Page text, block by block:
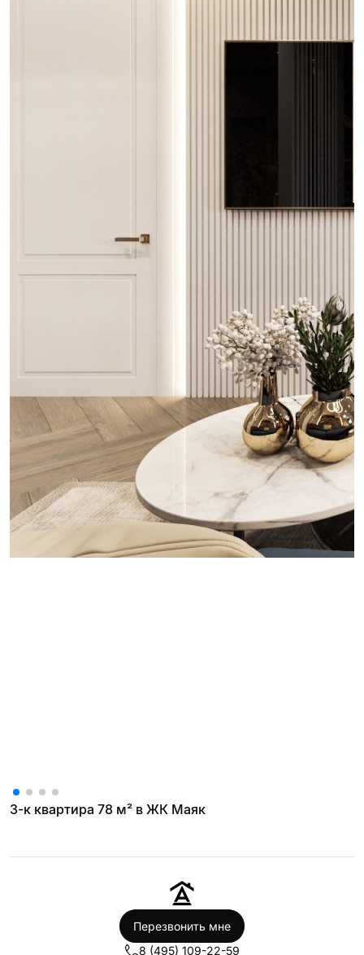
3-к квартира 78 м² в ЖК Маяк
Перезвонить мне
8 (495) 109-22-59